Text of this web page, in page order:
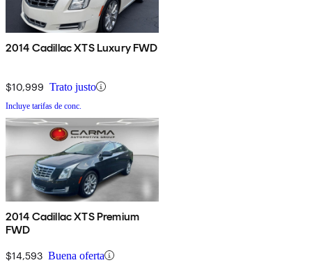
2014 Cadillac XTS Luxury FWD
$10,999 Trato justo
Incluye tarifas de conc.
2014 Cadillac XTS Premium
FWD
$14,593 Buena oferta